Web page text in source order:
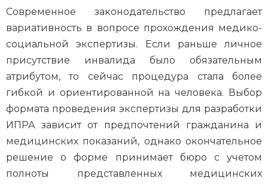
Современное законодательство предлагает
вариативность в вопросе прохождения медико-
социальной экспертизы. Если раньше личное
присутствие инвалида было обязательным
атрибутом, то сейчас процедура стала более
гибкой и ориентированной на человека. Выбор
формата проведения экспертизы для разработки
ИПРА зависит от предпочтений гражданина и
медицинских показаний, однако окончательное
решение о форме принимает бюро с учетом
полноты представленных медицинских